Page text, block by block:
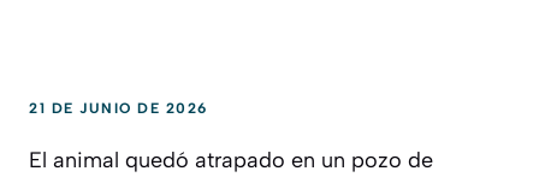
21 DE JUNIO DE 2026
El animal quedó atrapado en un pozo de